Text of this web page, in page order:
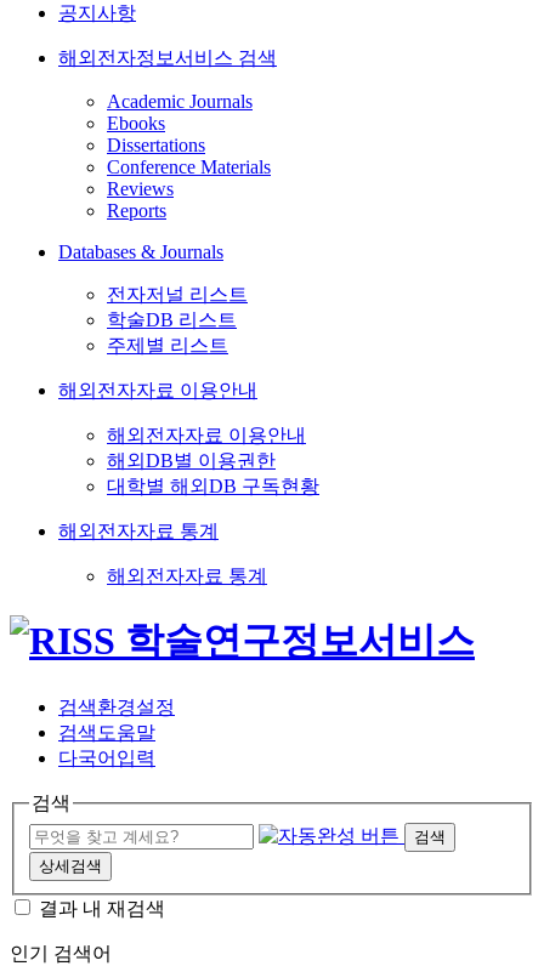
공지사항
해외전자정보서비스 검색
Academic Journals
Ebooks
Dissertations
Conference Materials
Reviews
Reports
Databases & Journals
전자저널 리스트
학술DB 리스트
주제별 리스트
해외전자자료 이용안내
해외전자자료 이용안내
해외DB별 이용권한
대학별 해외DB 구독현황
해외전자자료 통계
해외전자자료 통계
검색환경설정
검색도움말
다국어입력
검색
검색
상세검색
결과 내 재검색
인기 검색어